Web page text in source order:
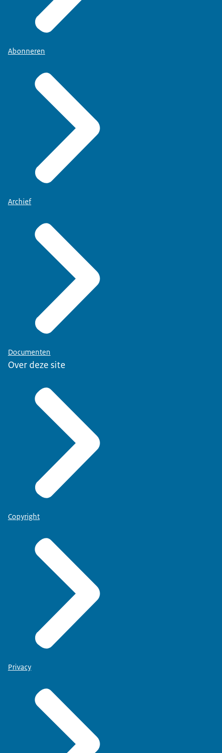
Abonneren
Archief
Documenten
Over deze site
Copyright
Privacy